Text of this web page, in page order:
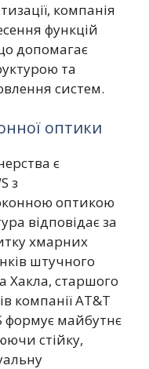
компанія
функцій
допомагає
та
систем.
оптики
є
з
оптикою
відповідає за
хмарних
штучного
Хакла, старшого
компанії AT&T
формує майбутнє
стійку,